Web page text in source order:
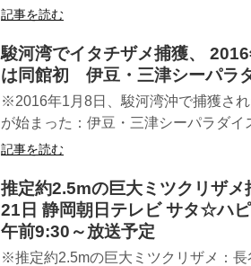
記事を読む
駿河湾でイタチザメ捕獲、
は同館初 伊豆・三津シーパラ
※2016年1月8日、駿河湾沖で捕獲さ
が始まった：伊豆・三津シーパラダイ
記事を読む
推定約2.5mの巨大ミツクリザ
21日 静岡朝日テレビ サタ☆ハ
午前9:30～放送予定
※推定約2.5mの巨大ミツクリザメ：